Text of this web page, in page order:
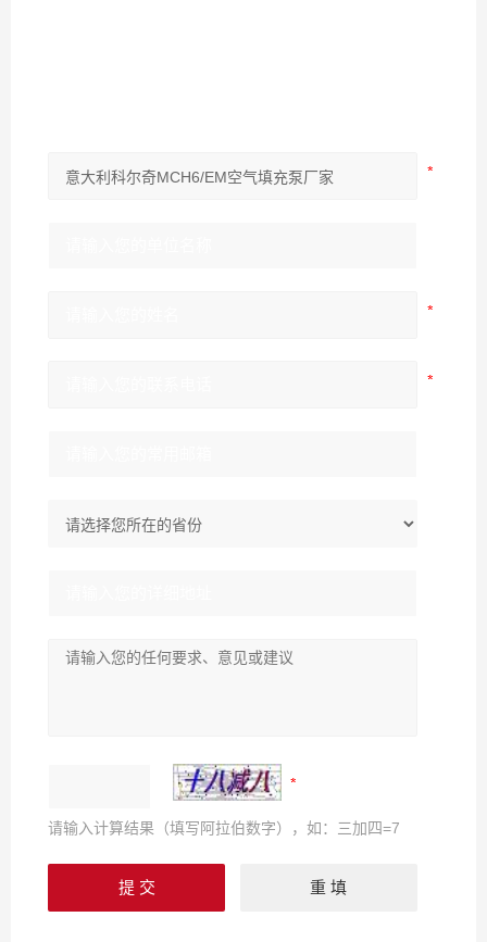
请输入计算结果（填写阿拉伯数字），如：三加四=7